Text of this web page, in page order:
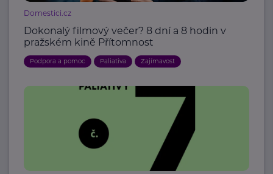
Domestici.cz
Dokonalý filmový večer? 8 dní a 8 hodin v
pražském kině Přítomnost
Podpora a pomoc Paliativa Zajímavost